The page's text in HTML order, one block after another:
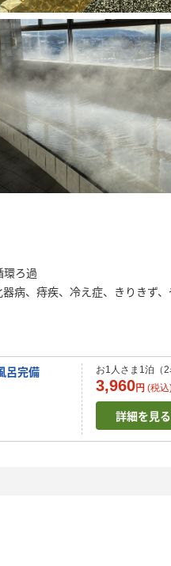
ろ過
、痔疾、冷え症、きりきず、
呂完備 お1人さま1泊（2
3,960円 (税込
詳細を見る